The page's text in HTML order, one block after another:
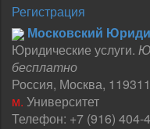
Регистрация
Московский
Юридические услуги.
бесплатно
Россия, Москва, 119311
м. Университет
Телефон: +7 (916) 404-